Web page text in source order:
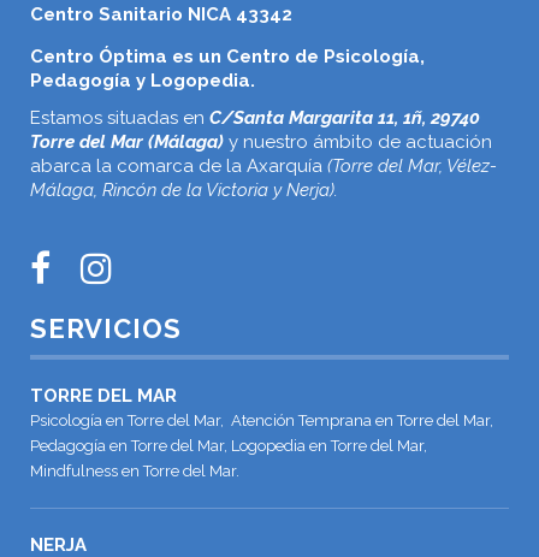
Centro Sanitario NICA 43342
Centro Óptima es un Centro de Psicología,
Pedagogía y Logopedia.
Estamos situadas en C/Santa Margarita 11, 1ñ, 29740
Torre del Mar (Málaga) y nuestro ámbito de actuación
abarca la comarca de la Axarquía (Torre del Mar, Vélez-
Málaga, Rincón de la Victoria y Nerja).
SERVICIOS
TORRE DEL MAR
Psicología en Torre del Mar, Atención Temprana en Torre del Mar,
Pedagogía en Torre del Mar, Logopedia en Torre del Mar,
Mindfulness en Torre del Mar.
NERJA